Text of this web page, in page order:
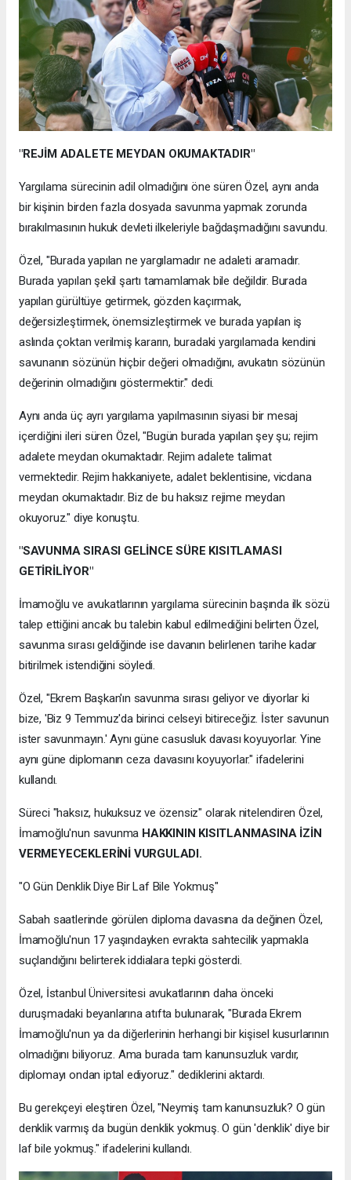
"REJİM ADALETE MEYDAN OKUMAKTADIR"
Yargılama sürecinin adil olmadığını öne süren Özel, aynı anda
bir kişinin birden fazla dosyada savunma yapmak zorunda
bırakılmasının hukuk devleti ilkeleriyle bağdaşmadığını savundu.
Özel, "Burada yapılan ne yargılamadır ne adaleti aramadır.
Burada yapılan şekil şartı tamamlamak bile değildir. Burada
yapılan gürültüye getirmek, gözden kaçırmak,
değersizleştirmek, önemsizleştirmek ve burada yapılan iş
aslında çoktan verilmiş kararın, buradaki yargılamada kendini
savunanın sözünün hiçbir değeri olmadığını, avukatın sözünün
değerinin olmadığını göstermektir." dedi.
Aynı anda üç ayrı yargılama yapılmasının siyasi bir mesaj
içerdiğini ileri süren Özel, "Bugün burada yapılan şey şu; rejim
adalete meydan okumaktadır. Rejim adalete talimat
vermektedir. Rejim hakkaniyete, adalet beklentisine, vicdana
meydan okumaktadır. Biz de bu haksız rejime meydan
okuyoruz." diye konuştu.
"SAVUNMA SIRASI GELİNCE SÜRE KISITLAMASI
GETİRİLİYOR"
İmamoğlu ve avukatlarının yargılama sürecinin başında ilk sözü
talep ettiğini ancak bu talebin kabul edilmediğini belirten Özel,
savunma sırası geldiğinde ise davanın belirlenen tarihe kadar
bitirilmek istendiğini söyledi.
Özel, "Ekrem Başkan'ın savunma sırası geliyor ve diyorlar ki
bize, 'Biz 9 Temmuz'da birinci celseyi bitireceğiz. İster savunun
ister savunmayın.' Aynı güne casusluk davası koyuyorlar. Yine
aynı güne diplomanın ceza davasını koyuyorlar." ifadelerini
kullandı.
Süreci "haksız, hukuksuz ve özensiz" olarak nitelendiren Özel,
İmamoğlu'nun savunma HAKKININ KISITLANMASINA İZİN
VERMEYECEKLERİNİ VURGULADI.
"O Gün Denklik Diye Bir Laf Bile Yokmuş"
Sabah saatlerinde görülen diploma davasına da değinen Özel,
İmamoğlu'nun 17 yaşındayken evrakta sahtecilik yapmakla
suçlandığını belirterek iddialara tepki gösterdi.
Özel, İstanbul Üniversitesi avukatlarının daha önceki
duruşmadaki beyanlarına atıfta bulunarak, "Burada Ekrem
İmamoğlu'nun ya da diğerlerinin herhangi bir kişisel kusurlarının
olmadığını biliyoruz. Ama burada tam kanunsuzluk vardır,
diplomayı ondan iptal ediyoruz." dediklerini aktardı.
Bu gerekçeyi eleştiren Özel, "Neymiş tam kanunsuzluk? O gün
denklik varmış da bugün denklik yokmuş. O gün 'denklik' diye bir
laf bile yokmuş." ifadelerini kullandı.